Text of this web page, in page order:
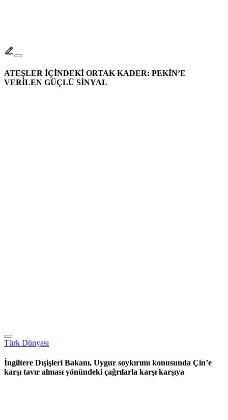
ATEŞLER İÇİNDEKİ ORTAK KADER: PEKİN’E
VERİLEN GÜÇLÜ SİNYAL
Türk Dünyası
İngiltere Dışişleri Bakanı, Uygur soykırımı konusunda Çin’e
karşı tavır alması yönündeki çağrılarla karşı karşıya